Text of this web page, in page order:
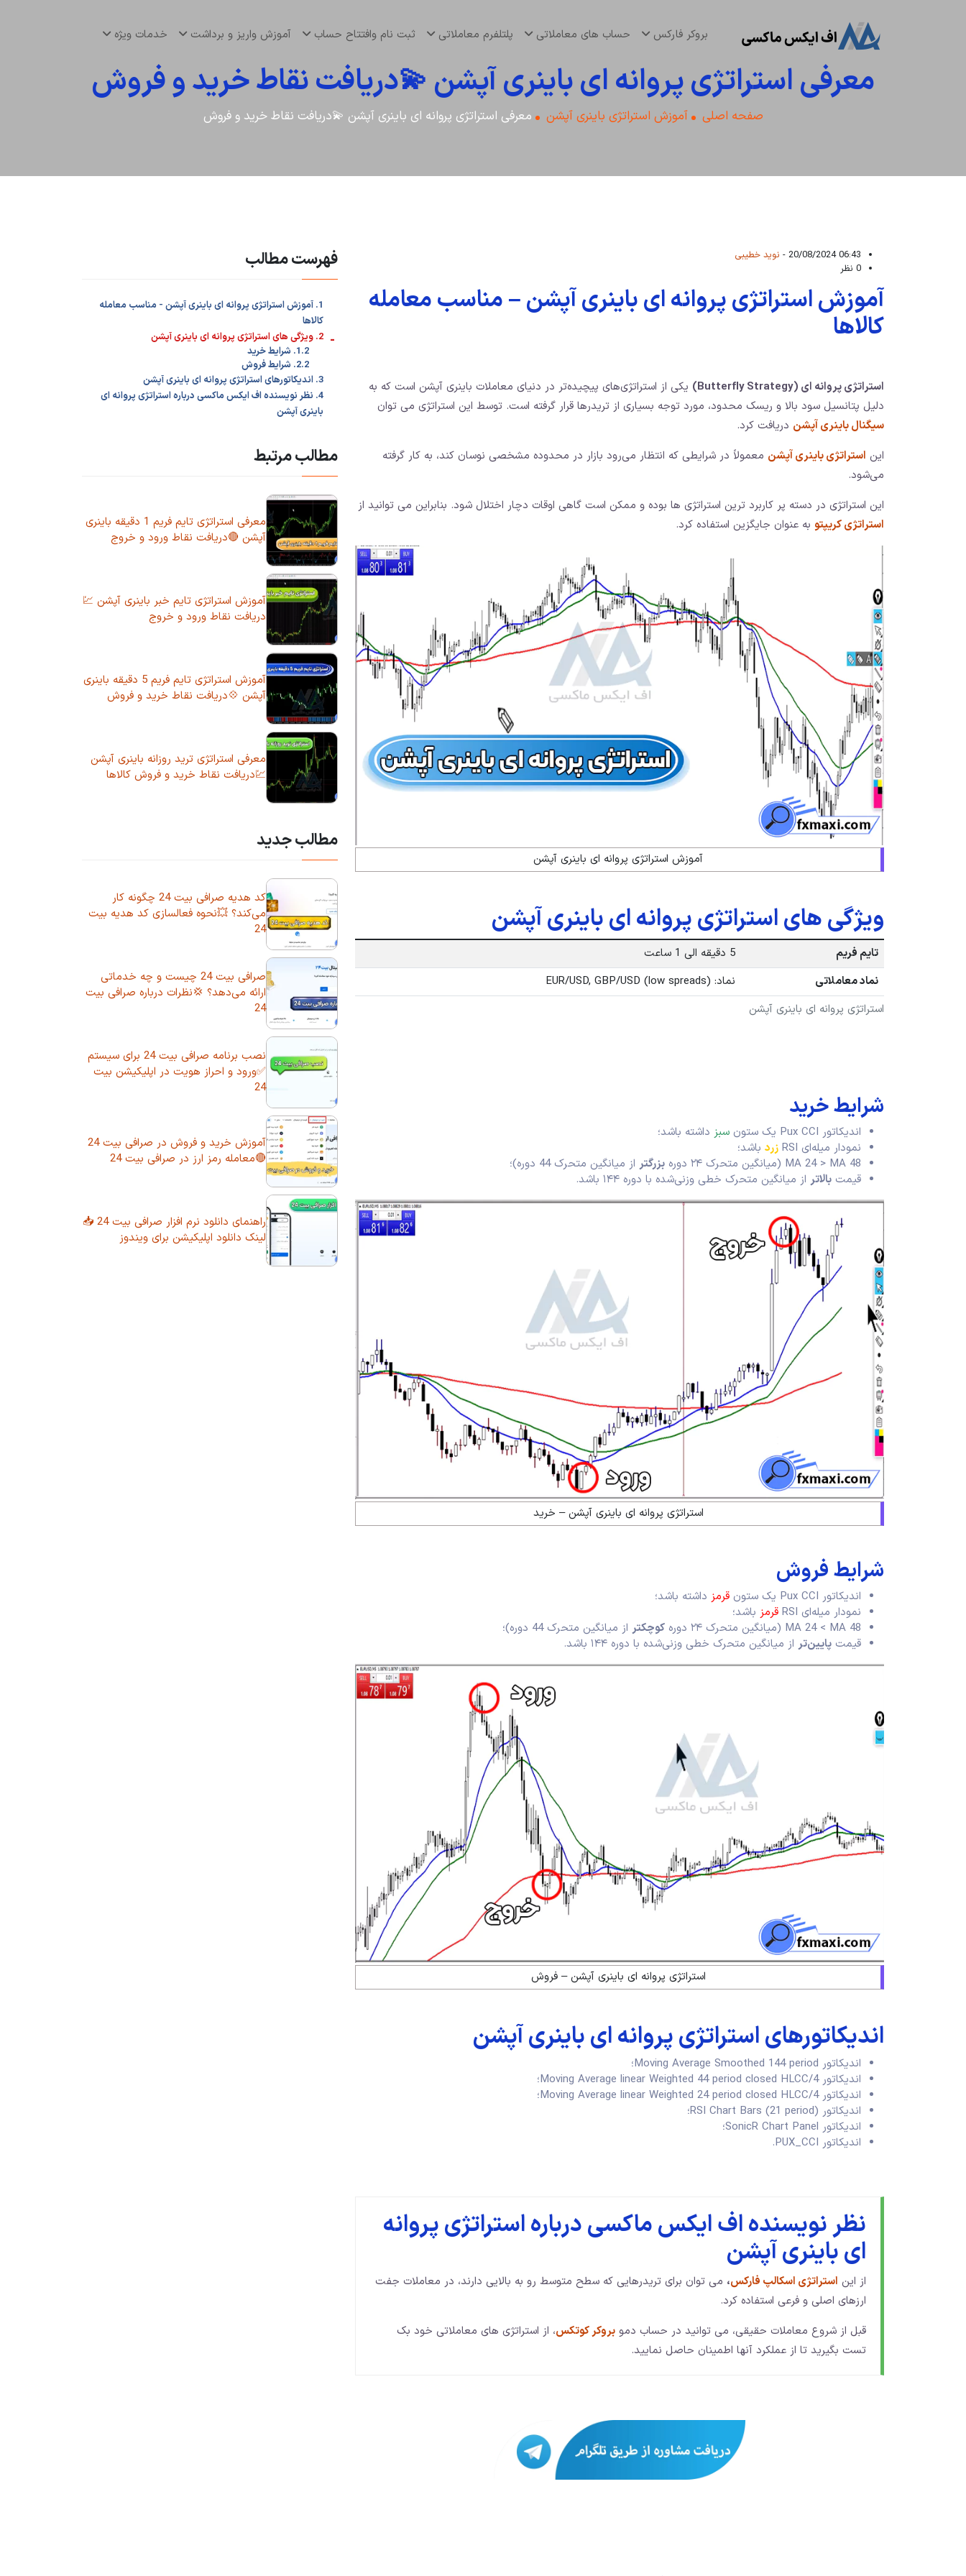
بروکر فارکس حساب های معاملاتی پلتلفرم معاملاتی ثبت نام وافتتاح حساب آموزش واریز و برداشت خدمات ویژه
معرفی استراتژی پروانه ای باینری آپشن 💫دریافت نقاط خرید و فروش
صفحه اصلی آموزش استراتژی باینری آپشن معرفی استراتژی پروانه ای باینری آپشن 💫دریافت نقاط خرید و فروش
06:43 20/08/2024 -
نوید خطیبی
0 نظر
آموزش استراتژی پروانه ای باینری آپشن – مناسب معامله
کالاها
استراتژی پروانه ای (Butterfly Strategy)
یکی از استراتژی‌های پیچیده‌تر در دنیای معاملات باینری آپشن است که به
دلیل پتانسیل سود بالا و ریسک محدود، مورد توجه بسیاری از تریدرها قرار گرفته است. توسط این استراتژی می توان
سیگنال باینری آپشن دریافت کرد.
این استراتژی باینری آپشن معمولاً در شرایطی که انتظار می‌رود بازار در محدوده مشخصی نوسان کند، به کار گرفته
می‌شود.
این استراتژی در دسته پر کاربرد ترین استراتژی ها بوده و ممکن است گاهی اوقات دچار اختلال شود. بنابراین می توانید از
استراتژی کریپتو به عنوان جایگزین استفاده کرد.
آموزش استراتژی پروانه ای باینری آپشن
ویژگی های استراتژی پروانه ای باینری آپشن
استراتژی پروانه ای باینری آپشن
تایم فریم
5 دقیقه الی 1 ساعت
نماد معاملاتی
نماد: EUR/USD, GBP/USD (low spreads)
شرایط خرید
اندیکاتور Pux CCI یک ستون سبز داشته باشد؛
نمودار میله‌ای RSI
زرد باشد؛
MA 24 > MA 48 (میانگین متحرک ۲۴ دوره
بزرگتر از میانگین متحرک 44 دوره)؛
قیمت بالاتر از میانگین متحرک خطی وزنی‌شده با دوره ۱۴۴ باشد.
استراتژی پروانه ای باینری آپشن – خرید
شرایط فروش
اندیکاتور Pux CCI یک ستون قرمز داشته باشد؛
نمودار میله‌ای RSI
قرمز باشد؛
MA 24 < MA 48 (میانگین متحرک ۲۴ دوره
کوچکتر از میانگین متحرک 44 دوره)؛
قیمت پایین‌تر از میانگین متحرک خطی وزنی‌شده با دوره ۱۴۴ باشد.
استراتژی پروانه ای باینری آپشن – فروش
اندیکاتورهای استراتژی پروانه ای باینری آپشن
اندیکاتور Moving Average Smoothed 144 period؛
اندیکاتور Moving Average linear Weighted 44 period closed HLCC/4؛
اندیکاتور Moving Average linear Weighted 24 period closed HLCC/4؛
اندیکاتور RSI Chart Bars (21 period)؛
اندیکاتور SonicR Chart Panel؛
اندیکاتور PUX_CCI.
نظر نویسنده اف ایکس ماکسی درباره استراتژی پروانه
ای باینری آپشن
از این استراتژی اسکالپ فارکس، می توان برای تریدرهایی که سطح متوسط رو به بالایی دارند، در معاملات جفت
ارزهای اصلی و فرعی استفاده کرد.
قبل از شروع معاملات حقیقی، می توانید در حساب دمو بروکر کوتکس، از استراتژی های معاملاتی خود بک
تست بگیرید تا از عملکرد آنها اطمینان حاصل نمایید.
فهرست مطالب
1. آموزش استراتژی پروانه ای باینری آپشن - مناسب معامله
کالاها
2. ویژگی های استراتژی پروانه ای باینری آپشن -
1.2. شرایط خرید
2.2. شرایط فروش
3. اندیکاتورهای استراتژی پروانه ای باینری آپشن
4. نظر نویسنده اف ایکس ماکسی درباره استراتژی پروانه ای
باینری آپشن
مطالب مرتبط
معرفی استراتژی تایم فریم 1 دقیقه باینری
آپشن 🔴دریافت نقاط ورود و خروج
آموزش استراتژی تایم خبر باینری آپشن 💹
دریافت نقاط ورود و خروج
آموزش استراتژی تایم فریم 5 دقیقه باینری
آپشن 💠دریافت نقاط خرید و فروش
معرفی استراتژی ترید روزانه باینری آپشن
💹دریافت نقاط خرید و فروش کالاها
مطالب جدید
کد هدیه صرافی بیت 24 چگونه کار
می‌کند؟ 💥نحوه فعالسازی کد هدیه بیت
24
صرافی بیت 24 چیست و چه خدماتی
ارائه می‌دهد؟ 💢نظرات درباره صرافی بیت
24
نصب برنامه صرافی بیت 24 برای سیستم
✅ورود و احراز هویت در اپلیکیشن بیت
24
آموزش خرید و فروش در صرافی بیت 24
🔴معامله رمز ارز در صرافی بیت 24
راهنمای دانلود نرم افزار صرافی بیت 24 📥
لینک دانلود اپلیکیشن برای ویندوز